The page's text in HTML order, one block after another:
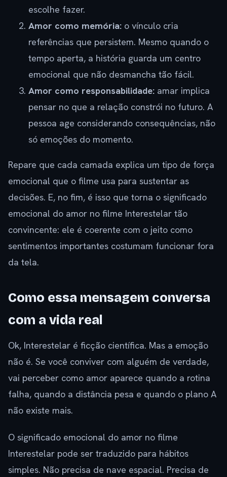
escolhe fazer.
Amor como memória: o vínculo cria
referências que persistem. Mesmo quando o
tempo aperta, a história guarda um centro
emocional que não desmancha tão fácil.
Amor como responsabilidade: amar implica
pensar no que a relação constrói no futuro. A
pessoa age considerando consequências, não
só emoções do momento.
Repare que cada camada explica um tipo de força
emocional que o filme usa para sustentar as
decisões. E, no fim, é isso que torna o significado
emocional do amor no filme Interestelar tão
convincente: ele é coerente com o jeito como
sentimentos importantes costumam funcionar fora
da tela.
Como essa mensagem conversa
com a vida real
Ok, Interestelar é ficção científica. Mas a emoção
não é. Se você conviver com alguém de verdade,
vai perceber como amor aparece quando a rotina
falha, quando a distância pesa e quando o plano A
não existe mais.
O significado emocional do amor no filme
Interestelar pode ser traduzido para hábitos
simples. Não precisa de nave espacial. Precisa de